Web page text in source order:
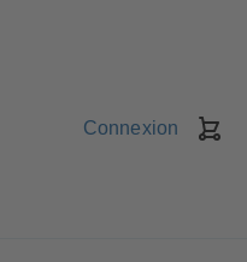
Connexion